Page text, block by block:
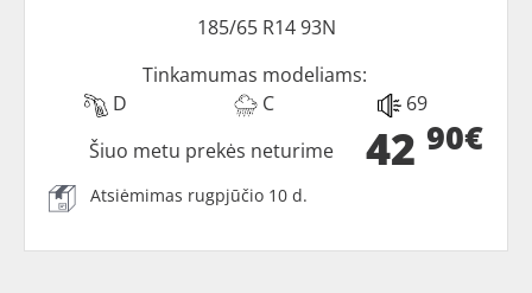
185/65 R14 93N
Tinkamumas modeliams:
D
C 69
42 90€
Šiuo metu prekės neturime
Atsiėmimas rugpjūčio 10 d.